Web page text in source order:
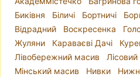
Биківня
Біличі Бортничі
Відрадний
Воскресенка
Жуляни
Караваєві Дачі
Лівобережний масив
Мінський масив
Нивки